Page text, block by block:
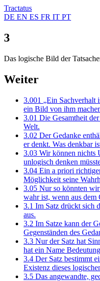
Tractatus
DE EN ES FR IT PT
3
Das logische Bild der
Weiter
3.001 „Ein Sachverhalt
ein Bild von ihm
3.01 Die Gesamtheit
Welt.
3.02 Der Gedanke
er denkt. Was denkbar
3.03 Wir können nichts
unlogisch denken
3.04 Ein a priori
Möglichkeit seine
3.05 Nur so könnten
wahr ist, wenn aus
3.1 Im Satz drückt sich
aus.
3.2 Im Satze kann der
Gegenständen des
3.3 Nur der Satz hat
hat ein Name
3.4 Der Satz bestimmt
Existenz dieses
3.5 Das angewandte,